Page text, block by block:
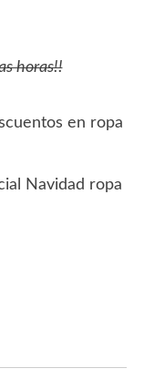
horas!!
en ropa
Navidad ropa